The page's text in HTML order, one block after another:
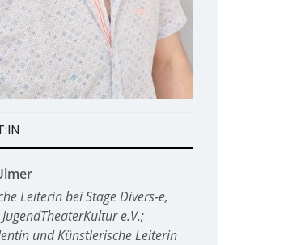
Leiterin bei Stage Divers-e,
e.V.;
und Künstlerische Leiterin